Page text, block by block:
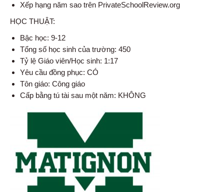
Xếp hạng năm sao trên PrivateSchoolReview.org
HỌC THUẬT:
Bậc học: 9-12
Tổng số học sinh của trường: 450
Tỷ lệ Giáo viên/Học sinh: 1:17
Yêu cầu đồng phục: CÓ
Tôn giáo: Công giáo
Cấp bằng tú tài sau một năm: KHÔNG